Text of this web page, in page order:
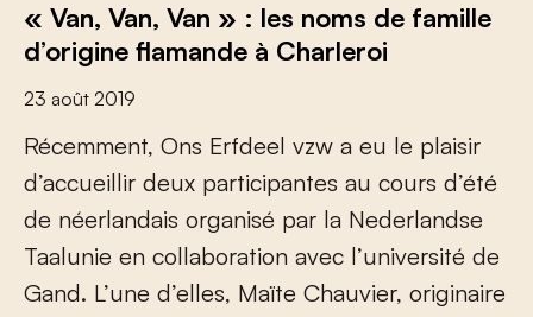
« Van, Van, Van » : les noms de famille
d’origine flamande à Charleroi
23 août 2019
Récemment, Ons Erfdeel vzw a eu le plaisir
d’accueillir deux participantes au cours d’été
de néerlandais organisé par la Nederlandse
Taalunie en collaboration avec l’université de
Gand. L’une d’elles, Maïte Chauvier, originaire